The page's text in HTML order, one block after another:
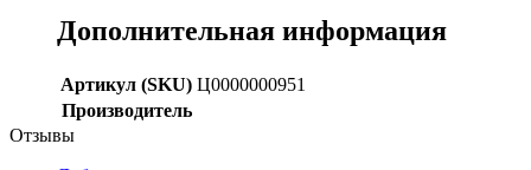
Дополнительная информация
Артикул (SKU) Ц0000000951
Производитель
Отзывы